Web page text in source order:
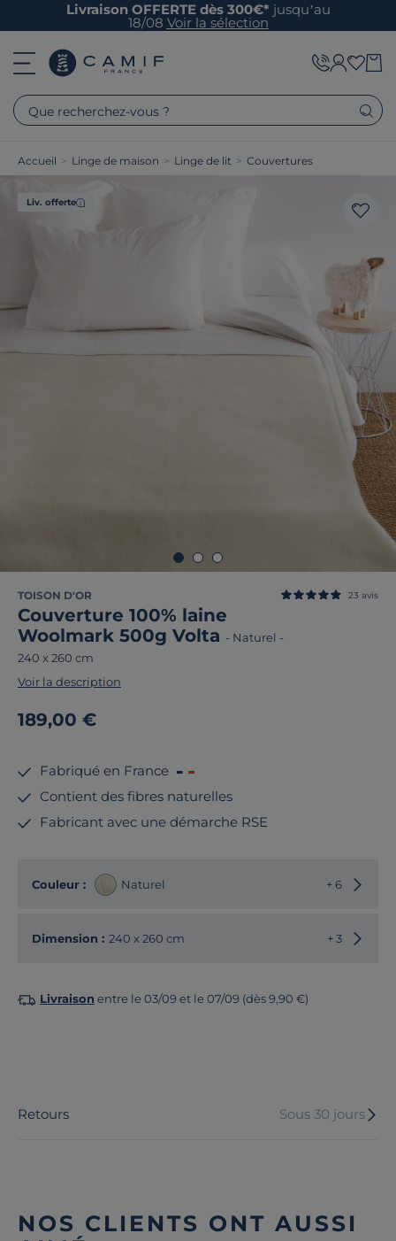
Livraison OFFERTE dès 300€* jusqu’au
18/08 Voir la sélection
Que recherchez-vous ?
Accueil > Linge de maison > Linge de lit > Couvertures
Liv. offerte
TOISON D'OR
Couverture 100% laine
Woolmark 500g Volta - Naturel -
240 x 260 cm
23 avis
Voir la description
189,00 €
Fabriqué en France
Contient des fibres naturelles
Fabricant avec une démarche RSE
Couleur : Naturel + 6
Dimension : 240 x 260 cm + 3
Livraison entre le 03/09 et le 07/09 (dès 9,90 €)
Retours Sous 30 jours
NOS CLIENTS ONT AUSSI